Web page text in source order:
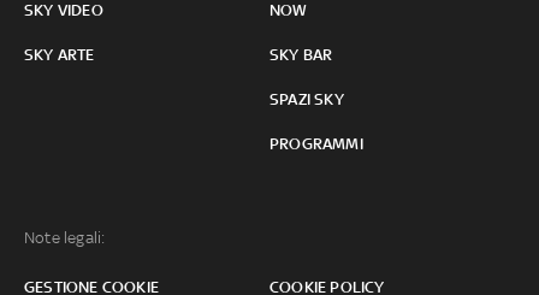
SKY VIDEO
SKY ARTE
NOW
SKY BAR
SPAZI SKY
PROGRAMMI
Note legali:
GESTIONE COOKIE COOKIE POLICY